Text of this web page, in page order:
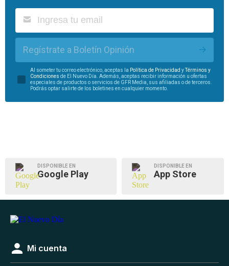
Regístrate a Boletín Opinión
Al someter tu correo electrónico, aceptas la Política de Privacidad yTérminos y
Condiciones de El Nuevo Día. Además, aceptas recibir información u ofertas
especiales de productos o servicios de GFR Media, sus afiliadas o de terceros.
Podrás optar salirte de los boletines en cualquier momento.
DISPONIBLE EN
Google Play
DISPONIBLE EN
App Store
Mi cuenta